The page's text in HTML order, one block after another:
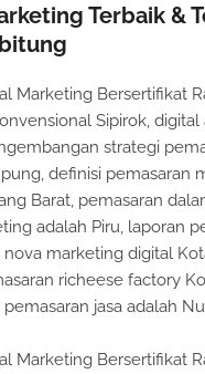
Terbaik &
Marketing Bersertifikat
Sipirok,
strategi
definisi pemasaran
Barat, pemasaran
adalah Piru, laporan
nova marketing digital
richeese factory
jasa adalah
Marketing Bersertifikat